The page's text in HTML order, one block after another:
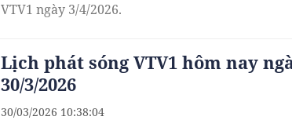
VTV1 ngày 3/4/2026.
Lịch phát sóng VTV1 hôm nay
30/3/2026
30/03/2026 10:38:04